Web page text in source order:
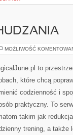
MOŻLIWOŚĆ
to
które chcą
codzienność i
praktyczny. To
takim jak
trening, a także